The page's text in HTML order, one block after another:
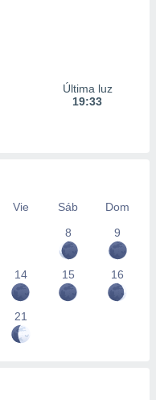
Última luz
19:33
Vie Sáb
Dom
8
9
14 15 16
21